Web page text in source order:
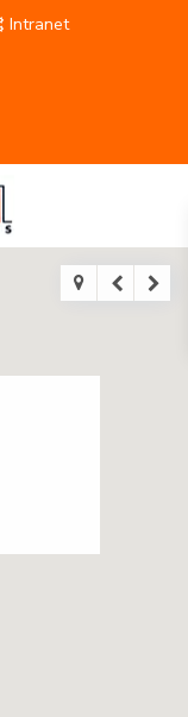
Intranet